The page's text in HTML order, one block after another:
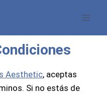
Aesthetic, aceptas
Si no estás de